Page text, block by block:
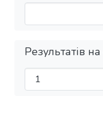
Результатів